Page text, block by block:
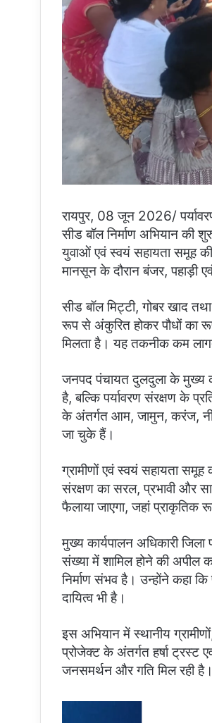
रायपुर, 08 जून 2026/
सीड बॉल निर्माण अभियान की
युवाओं एवं स्वयं सहायता समूह
मानसून के दौरान बंजर, पहाड़ी
सीड बॉल मिट्टी, गोबर खाद
रूप से अंकुरित होकर पौधों का
मिलता है। यह तकनीक कम
जनपद पंचायत दुलदुला के मुख्य
है, बल्कि पर्यावरण संरक्षण के
के अंतर्गत आम, जामुन, करंज,
जा चुके हैं।
ग्रामीणों एवं स्वयं सहायता
संरक्षण का सरल, प्रभावी और
फैलाया जाएगा, जहां प्राकृतिक
मुख्य कार्यपालन अधिकारी
संख्या में शामिल होने की अपील
निर्माण संभव है। उन्होंने कहा कि
दायित्व भी है।
इस अभियान में स्थानीय
प्रोजेक्ट के अंतर्गत हर्षा ट्रस्ट
जनसमर्थन और गति मिल रही है।